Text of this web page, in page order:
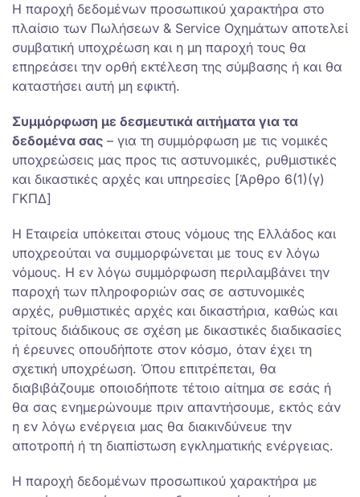
Η παροχή δεδομένων προσωπικού χαρακτήρα στο
πλαίσιο των Πωλήσεων & Service Οχημάτων αποτελεί
συμβατική υποχρέωση και η μη παροχή τους θα
επηρεάσει την ορθή εκτέλεση της σύμβασης ή και θα
καταστήσει αυτή μη εφικτή.
Συμμόρφωση με δεσμευτικά αιτήματα για τα
δεδομένα σας – για τη συμμόρφωση με τις νομικές
υποχρεώσεις μας προς τις αστυνομικές, ρυθμιστικές
και δικαστικές αρχές και υπηρεσίες [Άρθρο 6(1)(γ)
ΓΚΠΔ]
Η Εταιρεία υπόκειται στους νόμους της Ελλάδος και
υποχρεούται να συμμορφώνεται με τους εν λόγω
νόμους. Η εν λόγω συμμόρφωση περιλαμβάνει την
παροχή των πληροφοριών σας σε αστυνομικές
αρχές, ρυθμιστικές αρχές και δικαστήρια, καθώς και
τρίτους διάδικους σε σχέση με δικαστικές διαδικασίες
ή έρευνες οπουδήποτε στον κόσμο, όταν έχει τη
σχετική υποχρέωση. Όπου επιτρέπεται, θα
διαβιβάζουμε οποιοδήποτε τέτοιο αίτημα σε εσάς ή
θα σας ενημερώνουμε πριν απαντήσουμε, εκτός εάν
η εν λόγω ενέργεια μας θα διακινδύνευε την
αποτροπή ή τη διαπίστωση εγκληματικής ενέργειας.
Η παροχή δεδομένων προσωπικού χαρακτήρα με